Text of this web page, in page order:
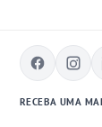
RECEBA UMA